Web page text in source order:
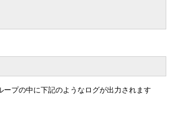
ープの中に下記のようなログが出力されます